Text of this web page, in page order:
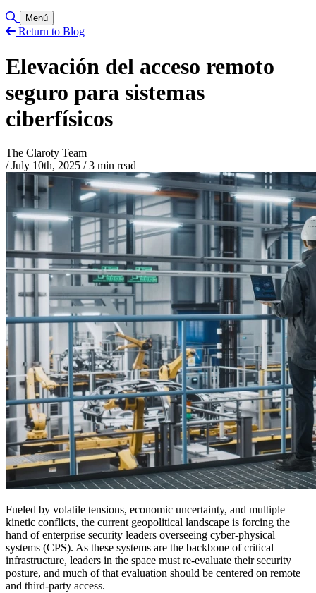
Alternar búsqueda
Menú
Return to Blog
Elevación del acceso remoto
seguro para sistemas
ciberfísicos
The Claroty Team
/ July 10th, 2025 /3 min read
Fueled by volatile tensions, economic uncertainty, and multiple
kinetic conflicts, the current geopolitical landscape is forcing the
hand of enterprise security leaders overseeing cyber-physical
systems (CPS). As these systems are the backbone of critical
infrastructure, leaders in the space must re-evaluate their security
posture, and much of that evaluation should be centered on remote
and third-party access.